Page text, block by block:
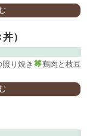
）
り焼き
鶏肉と枝豆